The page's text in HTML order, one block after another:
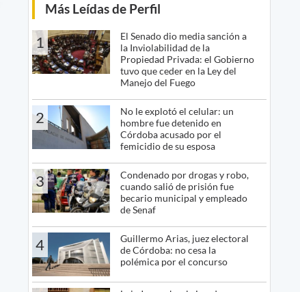
Más Leídas de Perfil
1
El Senado dio media sanción a
la Inviolabilidad de la
Propiedad Privada: el Gobierno
tuvo que ceder en la Ley del
Manejo del Fuego
2
No le explotó el celular: un
hombre fue detenido en
Córdoba acusado por el
femicidio de su esposa
3
Condenado por drogas y robo,
cuando salió de prisión fue
becario municipal y empleado
de Senaf
4
Guillermo Arias, juez electoral
de Córdoba: no cesa la
polémica por el concurso